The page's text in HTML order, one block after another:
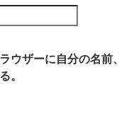
ウザーに自分の名前、
。